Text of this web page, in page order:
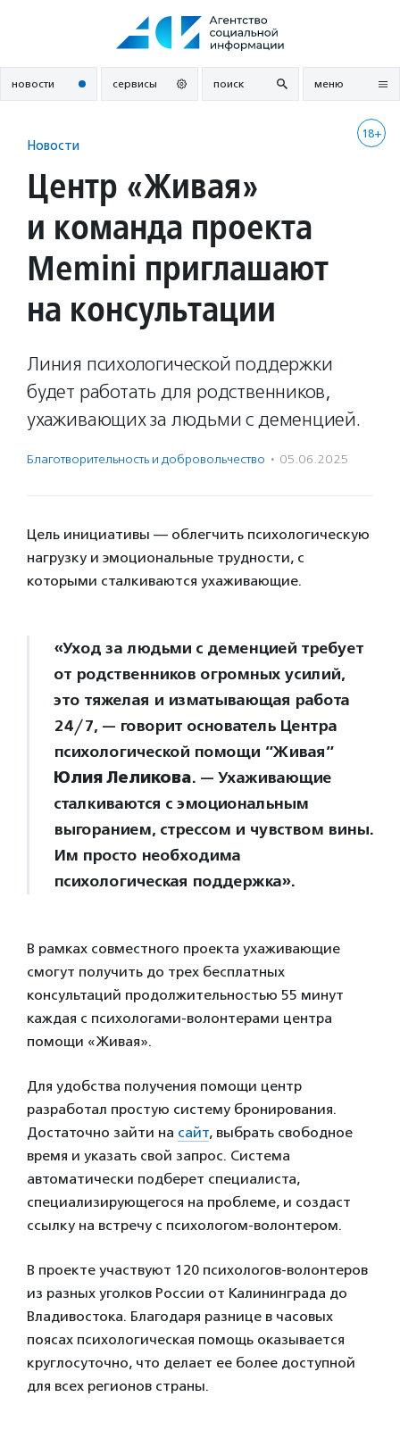
новости сервисы поиск меню
18+
Новости
Центр «Живая»
и команда проекта
Memini приглашают
на консультации
Линия психологической поддержки
будет работать для родственников,
ухаживающих за людьми с деменцией.
Благотвори­тель­ность и доброволь­чест­во · 05.06.2025
Цель инициативы — облегчить психологическую
нагрузку и эмоциональные трудности, с
которыми сталкиваются ухаживающие.
«Уход за людьми с деменцией требует
от родственников огромных усилий,
это тяжелая и изматывающая работа
24/7, — говорит основатель Центра
психологической помощи ”Живая”
Юлия Леликова. — Ухаживающие
сталкиваются с эмоциональным
выгоранием, стрессом и чувством вины.
Им просто необходима
психологическая поддержка».
В рамках совместного проекта ухаживающие
смогут получить до трех бесплатных
консультаций продолжительностью 55 минут
каждая с психологами-волонтерами центра
помощи «Живая».
Для удобства получения помощи центр
разработал простую систему бронирования.
Достаточно зайти на сайт, выбрать свободное
время и указать свой запрос. Система
автоматически подберет специалиста,
специализирующегося на проблеме, и создаст
ссылку на встречу с психологом-волонтером.
В проекте участвуют 120 психологов-волонтеров
из разных уголков России от Калининграда до
Владивостока. Благодаря разнице в часовых
поясах психологическая помощь оказывается
круглосуточно, что делает ее более доступной
для всех регионов страны.